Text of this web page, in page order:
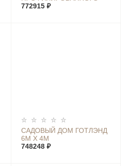
БРУСА ШВЕЦИЯ XL 7М Х
772915 ₽
САДОВЫЙ ДОМ ГОТЛЭНД
6М Х 4М
748248 ₽